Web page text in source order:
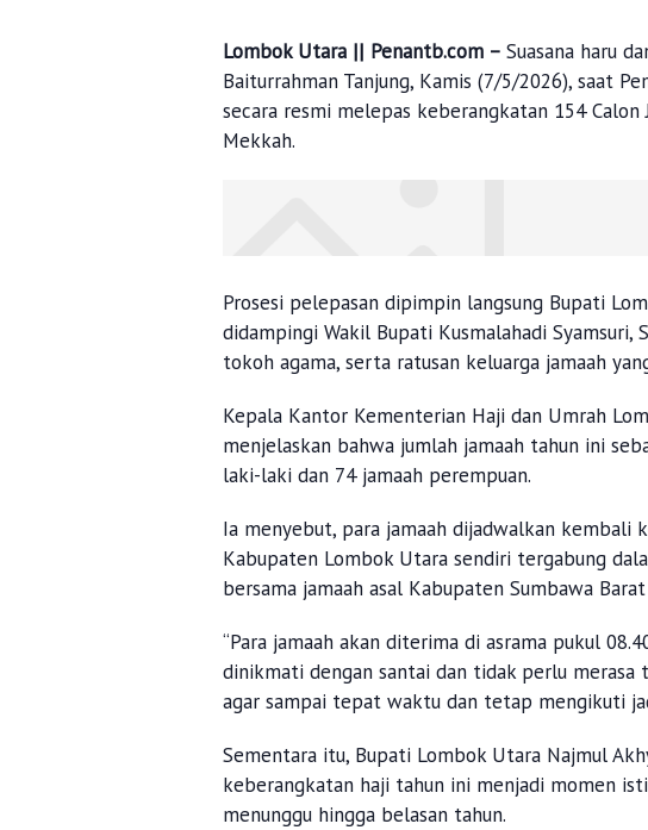
Lombok Utara || Penantb.com – Suasana haru
Baiturrahman Tanjung, Kamis (7/5/2026), saat
secara resmi melepas keberangkatan 154 Calon
Mekkah.
Prosesi pelepasan dipimpin langsung Bupati
didampingi Wakil Bupati Kusmalahadi Syamsuri,
tokoh agama, serta ratusan keluarga jamaah
Kepala Kantor Kementerian Haji dan Umrah
menjelaskan bahwa jumlah jamaah tahun ini
laki-laki dan 74 jamaah perempuan.
Ia menyebut, para jamaah dijadwalkan kembali
Kabupaten Lombok Utara sendiri tergabung
bersama jamaah asal Kabupaten Sumbawa
“Para jamaah akan diterima di asrama pukul
dinikmati dengan santai dan tidak perlu
agar sampai tepat waktu dan tetap mengikuti
Sementara itu, Bupati Lombok Utara Najmul
keberangkatan haji tahun ini menjadi momen
menunggu hingga belasan tahun.